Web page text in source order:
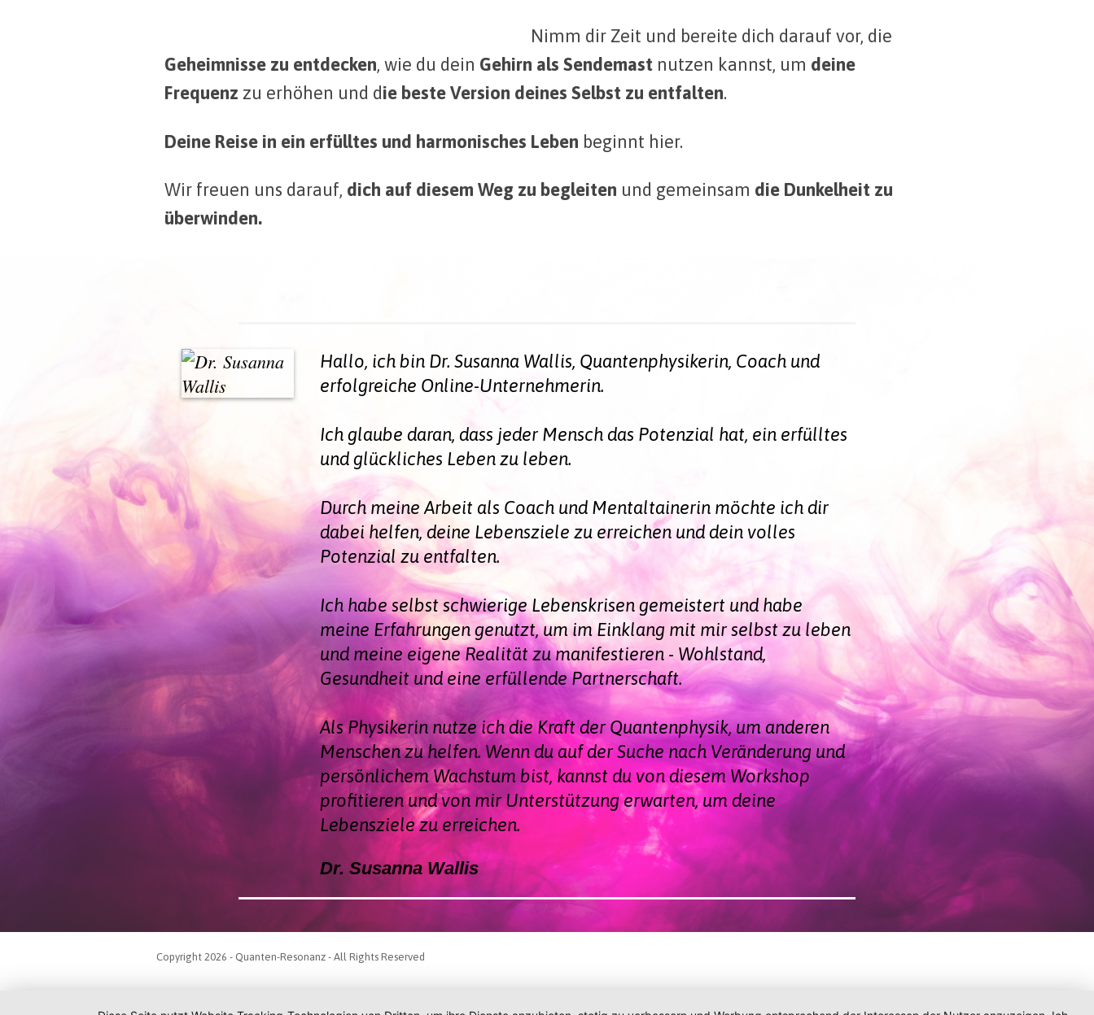
Nimm dir Zeit und bereite dich darauf vor, die
Geheimnisse zu entdecken, wie du dein Gehirn als Sendemast nutzen kannst, um deine
Frequenz zu erhöhen und die beste Version deines Selbst zu entfalten.
Deine Reise in ein erfülltes und harmonisches Leben beginnt hier.
Wir freuen uns darauf, dich auf diesem Weg zu begleiten und gemeinsam die Dunkelheit zu
überwinden.
Hallo, ich bin Dr. Susanna Wallis, Quantenphysikerin, Coach und
erfolgreiche Online-Unternehmerin.
Ich glaube daran, dass jeder Mensch das Potenzial hat, ein erfülltes
und glückliches Leben zu leben.
Durch meine Arbeit als Coach und Mentaltainerin möchte ich dir
dabei helfen, deine Lebensziele zu erreichen und dein volles
Potenzial zu entfalten.
Ich habe selbst schwierige Lebenskrisen gemeistert und habe
meine Erfahrungen genutzt, um im Einklang mit mir selbst zu leben
und meine eigene Realität zu manifestieren - Wohlstand,
Gesundheit und eine erfüllende Partnerschaft.
Als Physikerin nutze ich die Kraft der Quantenphysik, um anderen
Menschen zu helfen. Wenn du auf der Suche nach Veränderung und
persönlichem Wachstum bist, kannst du von diesem Workshop
profitieren und von mir Unterstützung erwarten, um deine
Lebensziele zu erreichen.
Dr. Susanna Wallis
Copyright 2026 - Quanten-Resonanz - All Rights Reserved